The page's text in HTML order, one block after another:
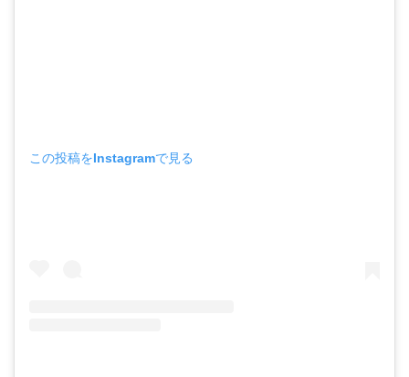
この投稿をInstagramで見る